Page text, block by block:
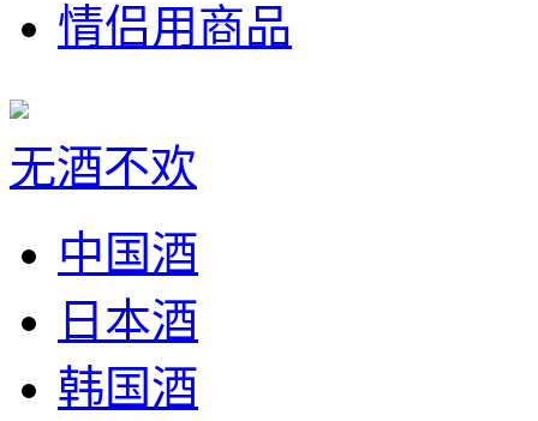
情侣用商品
无酒不欢
中国酒
日本酒
韩国酒